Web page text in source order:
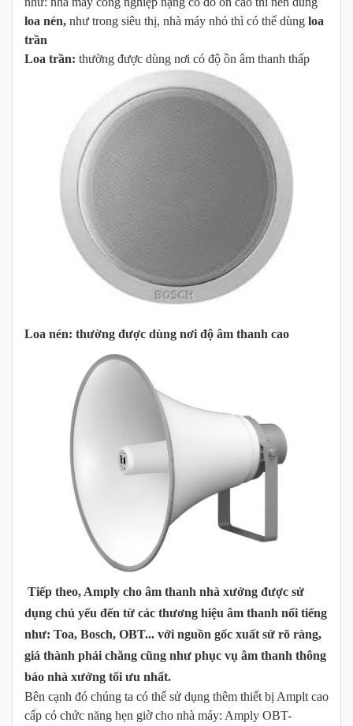
loa nén, như trong siêu thị, nhà máy nhỏ thì có thể dùng loa
trần
Loa trần: thường được dùng nơi có độ ồn âm thanh thấp
Loa nén: thường được dùng nơi độ âm thanh cao
Tiếp theo, Amply cho âm thanh nhà xưởng được sử
dụng chủ yếu đến từ các thương hiệu âm thanh nổi tiếng
như: Toa, Bosch, OBT... với nguồn gốc xuất sứ rõ ràng,
giá thành phải chăng cũng như phục vụ âm thanh thông
báo nhà xưởng tối ưu nhất.
Bên cạnh đó chúng ta có thể sử dụng thêm thiết bị Amplt cao
cấp có chức năng hẹn giờ cho nhà máy: Amply OBT-